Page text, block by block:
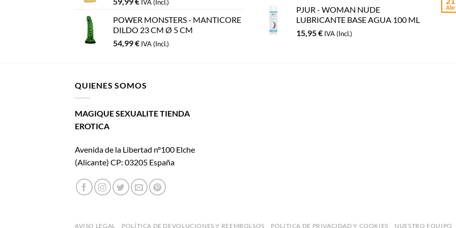
IVA (Incl.)
POWER MONSTERS - MANTICORE
DILDO 23 CM Ø 5 CM
54,99€ IVA (Incl.)
PJUR - WOMAN NUDE
LUBRICANTE BASE AGUA 100 ML
15,95€ IVA (Incl.)
Abr
QUIENES SOMOS
MAGIQUE SEXUALITE TIENDA
EROTICA
Avenida de la Libertad nº100 Elche
(Alicante) CP: 03205 España
AVISO LEGAL POLÍTICA DE DEVOLUCIONES Y REEMBOLSOS POLITICA DE PRIVACIDAD Y COOKIES NUESTRO EQUIPO